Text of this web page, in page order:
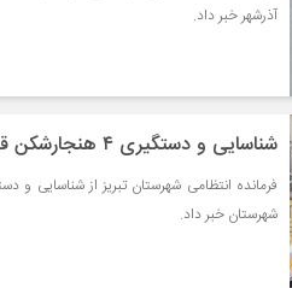
آذرشهر خبر داد.
شناسایی و دستگیری ۴ هنجارشکن قمه به‌دست در تبریز
شهرستان خبر داد.